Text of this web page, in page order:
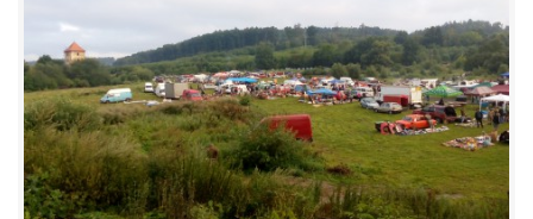
© 2026 eStránky.cz | RSS